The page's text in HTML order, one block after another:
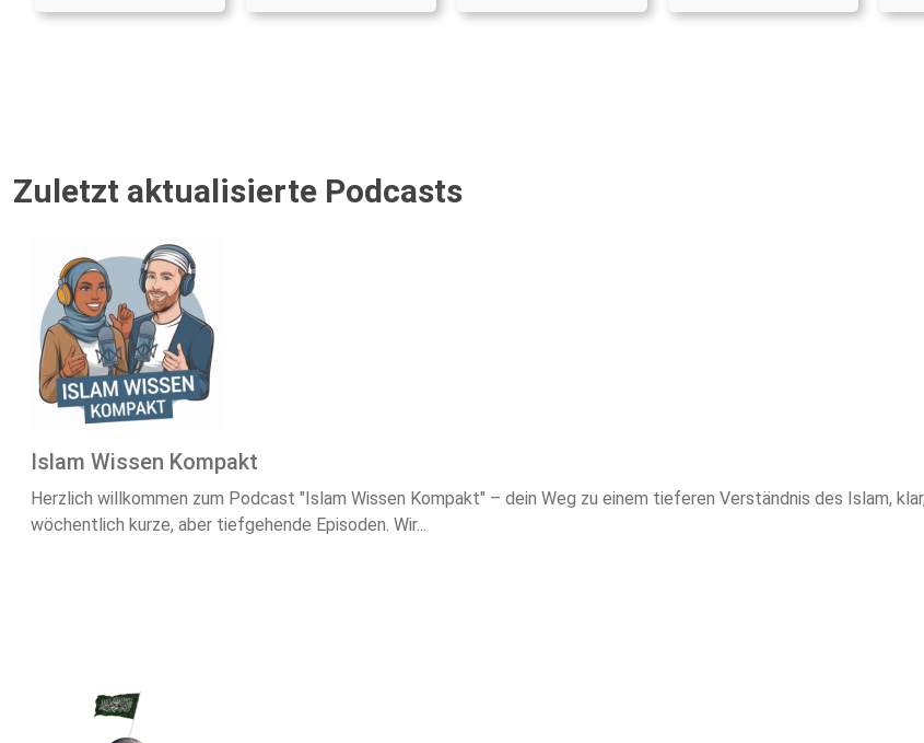
Zuletzt aktualisierte Podcasts
Islam Wissen Kompakt
Herzlich willkommen zum Podcast "Islam Wissen Kompakt" – dein Weg zu einem tieferen Verständnis des Islam,
wöchentlich kurze, aber tiefgehende Episoden. Wir...